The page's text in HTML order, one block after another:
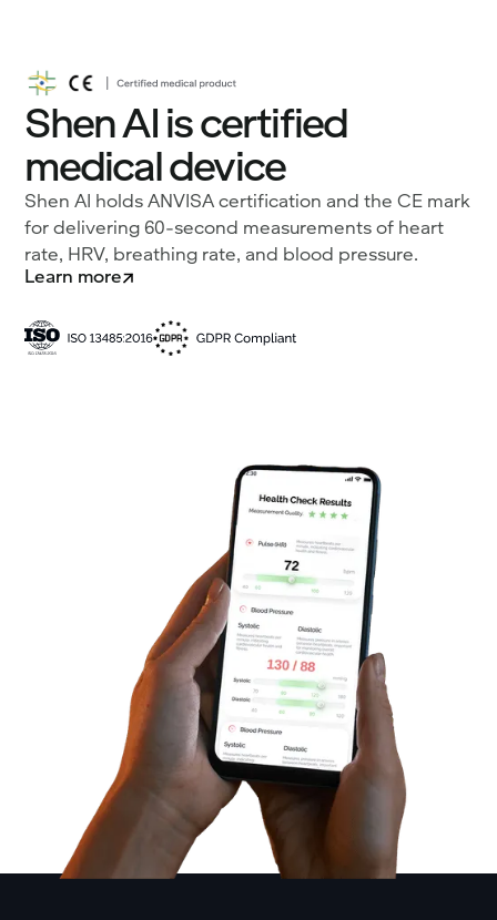
Shen AI is certified
medical device
Shen AI holds ANVISA certification and the CE mark
for delivering 60-second measurements of heart
rate, HRV, breathing rate, and blood pressure.
Learn more